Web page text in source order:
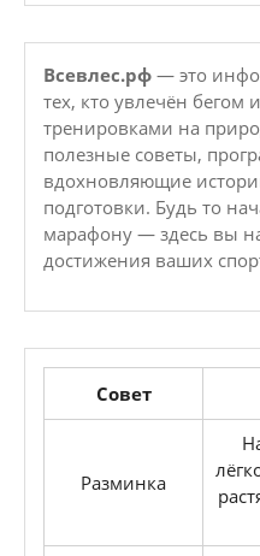
Всевлес.рф — это
тех, кто увлечён бегом
тренировками на
полезные советы,
вдохновляющие
подготовки. Будь то
марафону — здесь вы
достижения ваших
Совет
Разминка